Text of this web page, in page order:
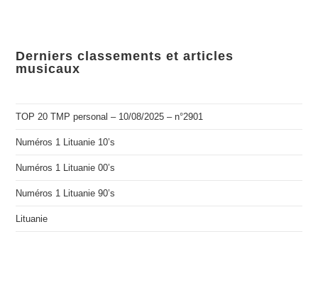
Derniers classements et articles
musicaux
TOP 20 TMP personal – 10/08/2025 – n°2901
Numéros 1 Lituanie 10’s
Numéros 1 Lituanie 00’s
Numéros 1 Lituanie 90’s
Lituanie